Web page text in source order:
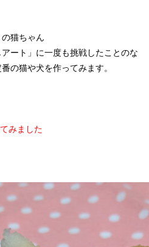
猫ちゃん
ート」に一度も挑戦したことのな
の猫や犬を作ってみます。
みました